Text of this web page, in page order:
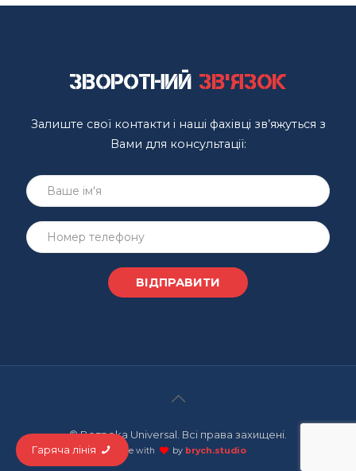
Зворотний зв'язок
Залиште свої контакти і наші фахівці зв’яжуться з
Вами для консультації:
© Bezpeka Universal. Всі права захищені.
made with by brych.studio
Гаряча лінія